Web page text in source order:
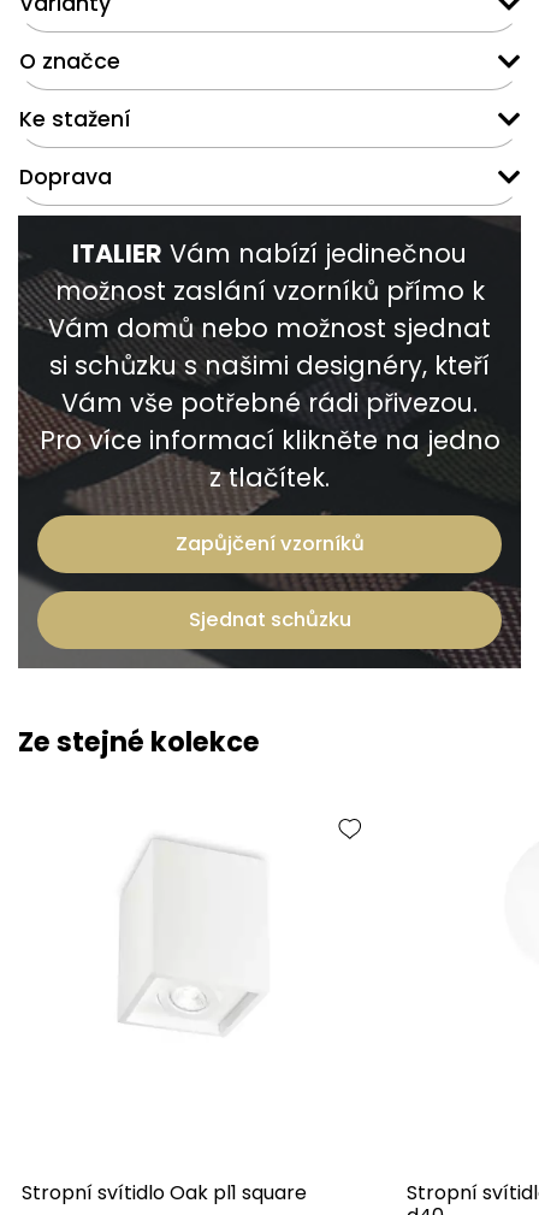
O značce
Ke stažení
Doprava
ITALIER Vám nabízí jedinečnou
možnost zaslání vzorníků přímo k
Vám domů nebo možnost sjednat
si schůzku s našimi designéry, kteří
Vám vše potřebné rádi přivezou.
Pro více informací klikněte na jedno
z tlačítek.
Zapůjčení vzorníků
Sjednat schůzku
Ze stejné kolekce
Stropní svítidlo Oak pl1 square
Stropní